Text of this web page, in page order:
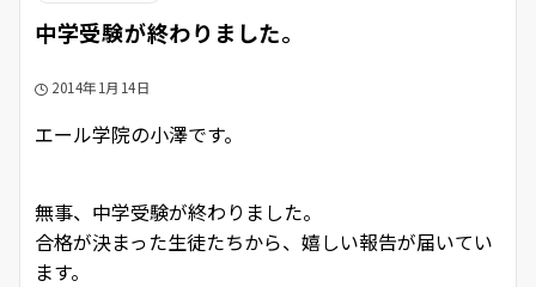
中学受験が終わりました。
2014年1月14日
エール学院の小澤です。
無事、中学受験が終わりました。
合格が決まった生徒たちから、嬉しい報告が届いてい
ます。